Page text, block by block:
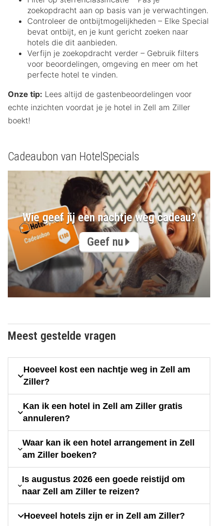
zoekopdracht aan op basis van je verwachtingen.
Controleer de ontbijtmogelijkheden – Elke Special
bevat ontbijt, en je kunt gericht zoeken naar
hotels die dit aanbieden.
Verfijn je zoekopdracht verder – Gebruik filters
voor beoordelingen, omgeving en meer om het
perfecte hotel te vinden.
Onze tip: Lees altijd de gastenbeoordelingen voor
echte inzichten voordat je je hotel in Zell am Ziller
boekt!
Cadeaubon van HotelSpecials
Wie geef jij een nachtje weg cadeau?
Geef nu
Meest gestelde vragen
Hoeveel kost een nachtje weg in Zell am
Ziller?
Kan ik een hotel in Zell am Ziller gratis
annuleren?
Waar kan ik een hotel arrangement in Zell
am Ziller boeken?
Is augustus 2026 een goede reistijd om
naar Zell am Ziller te reizen?
Hoeveel hotels zijn er in Zell am Ziller?